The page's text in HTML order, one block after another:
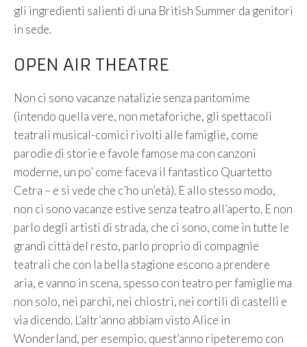
gli ingredienti salienti di una British Summer da genitori
in sede.
OPEN AIR THEATRE
Non ci sono vacanze natalizie senza pantomime
(intendo quella vere, non metaforiche, gli spettacoli
teatrali musical-comici rivolti alle famiglie, come
parodie di storie e favole famose ma con canzoni
moderne, un po’ come faceva il fantastico Quartetto
Cetra – e si vede che c’ho un’età). E allo stesso modo,
non ci sono vacanze estive senza teatro all’aperto. E non
parlo degli artisti di strada, che ci sono, come in tutte le
grandi città del resto, parlo proprio di compagnie
teatrali che con la bella stagione escono a prendere
aria, e vanno in scena, spesso con teatro per famiglie ma
non solo, nei parchi, nei chiostri, nei cortili di castelli e
via dicendo. L’altr’anno abbiam visto Alice in
Wonderland, per esempio, quest’anno ripeteremo con